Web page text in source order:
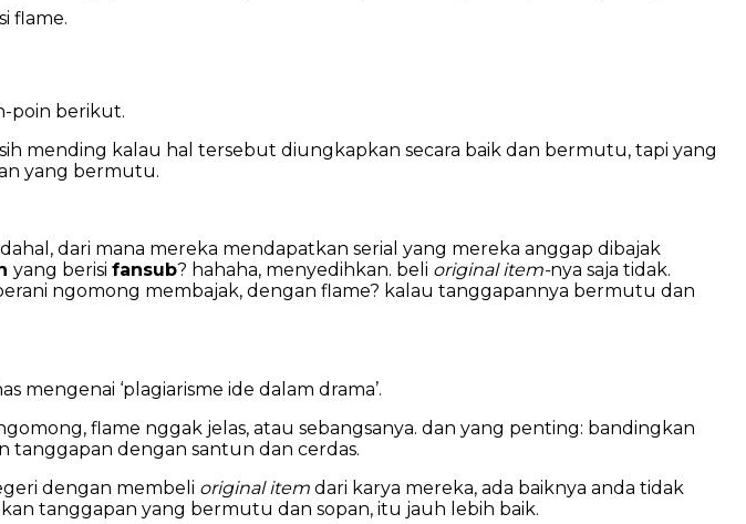
flame.
poin berikut.
mending kalau hal tersebut diungkapkan secara baik dan bermutu, tapi yang
yang bermutu.
dari mana mereka mendapatkan serial yang mereka anggap dibajak
yang berisi fansub? hahaha, menyedihkan. beli original item-nya saja tidak.
ngomong membajak, dengan flame? kalau tanggapannya bermutu dan
‘plagiarisme ide dalam drama’.
flame nggak jelas, atau sebangsanya. dan yang penting: bandingkan
dengan santun dan cerdas.
dengan membeli original item dari karya mereka, ada baiknya anda tidak
tanggapan yang bermutu dan sopan, itu jauh lebih baik.